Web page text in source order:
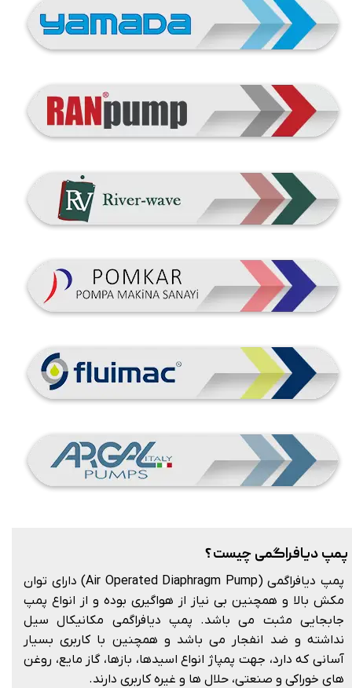
پمپ دیافراگمی چیست ؟
پمپ دیافراگمی (Air Operated Diaphragm Pump) دارای توان
مکش بالا و همچنین بی نیاز از هواگیری بوده و از انواع پمپ
جابجایی مثبت می باشد. پمپ دیافراگمی مکانیکال سیل
نداشته و ضد انفجار می باشد و همچنین با کاربری بسیار
آسانی که دارد، جهت پمپاژ انواع اسیدها، بازها، گاز مایع، روغن
های خوراکی و صنعتی، حلال ها و غیره کاربری دارند.